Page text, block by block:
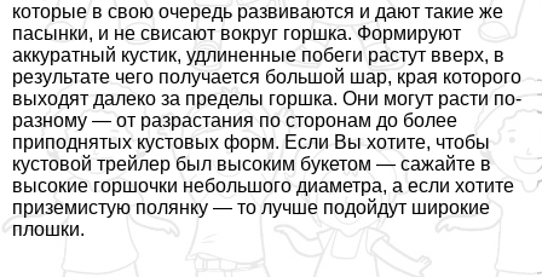
которые в свою очередь развиваются и дают такие же
пасынки, и не свисают вокруг горшка. Формируют
аккуратный кустик, удлиненные побеги растут вверх, в
результате чего получается большой шар, края которого
выходят далеко за пределы горшка. Они могут расти по-
разному — от разрастания по сторонам до более
приподнятых кустовых форм. Если Вы хотите, чтобы
кустовой трейлер был высоким букетом — сажайте в
высокие горшочки небольшого диаметра, а если хотите
приземистую полянку — то лучше подойдут широкие
плошки.